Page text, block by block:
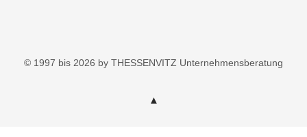
© 1997 bis 2026 by THESSENVITZ Unternehmensberatung